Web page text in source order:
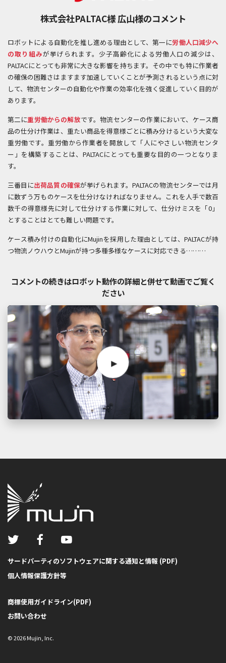
株式会社PALTAC様 広山様のコメント
ロボットによる自動化を推し進める理由として、第一に労働人口減少へ
の取り組みが挙げられます。少子高齢化による労働人口の減少は、
PALTACにとっても非常に大きな影響を持ちます。その中でも特に作業者
の確保の困難さはますます加速していくことが予測されるという点に対
して、物流センターの自動化や作業の効率化を強く促進していく目的が
あります。
第二に重労働からの解放です。物流センターの作業において、ケース商
品の仕分け作業は、重たい商品を得意様ごとに積み分けるという大変な
重労働です。重労働から作業者を開放して「人にやさしい物流センタ
ー」を構築することは、PALTACにとっても重要な目的の一つとなりま
す。
三番目に出荷品質の確保が挙げられます。PALTACの物流センターでは月
に数ずう万ものケースを仕分けなければなりません。これを人手で数百
数千の得意様先に対して仕分けする作業に対して、仕分けミスを「0」
とすることはとても難しい問題です。
ケース積み付けの自動化にMujinを採用した理由としては、PALTACが持
つ物流ノウハウとMujinが持つ多種多様なケースに対応できる………
コメントの続きはロボット動作の詳細と併せて動画でご覧く
ださい
サードパーティのソフトウェアに関する通知と情報 (PDF)
個人情報保護方針等
商標使用ガイドライン(PDF)
お問い合わせ
©2026Mujin, Inc.